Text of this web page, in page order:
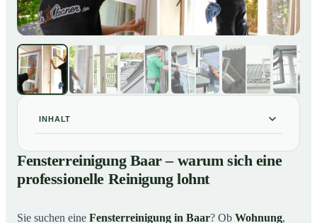
INHALT
Fensterreinigung Baar – warum sich eine
professionelle Reinigung lohnt
Unsere Leistungen im Überblick
03Warum Mr. Cleaner in Baar?
Fensterreinigung Baar – warum sich eine
professionelle Reinigung lohnt
Sie suchen eine Fensterreinigung in Baar? Ob Wohnung,